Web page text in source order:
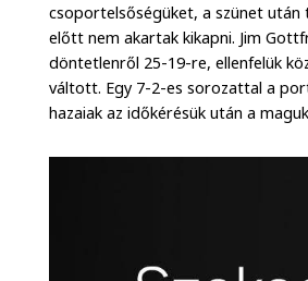
csoportelsőségüket, a szünet
előtt nem akartak kikapni. Jim
döntetlenről 25-19-re, ellenfelük
váltott. Egy 7-2-es sorozattal a
hazaiak az időkérésük után a